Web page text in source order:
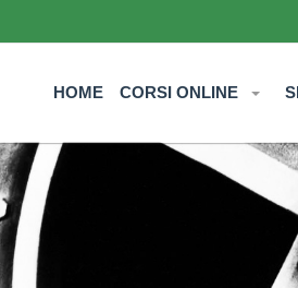
HOME CORSI ONLINE